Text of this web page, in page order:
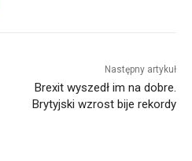
Następny artykuł
Brexit wyszedł im na dobre.
Brytyjski wzrost bije rekordy